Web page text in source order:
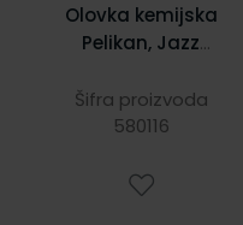
Olovka kemijska
Pelikan, Jazz
biser, u poklon
kutiji
Šifra proizvoda
580116